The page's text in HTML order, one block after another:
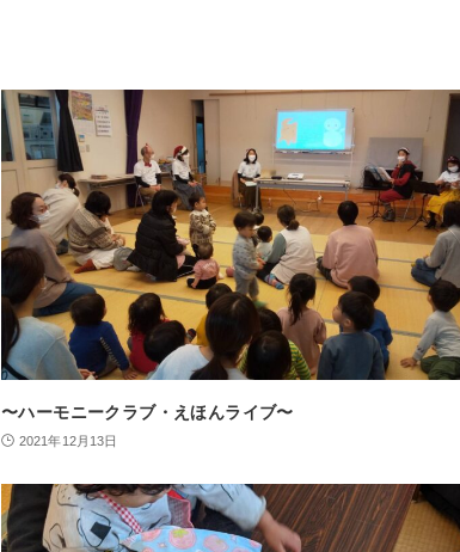
〜ハーモニークラブ・えほんライブ〜
2021年12月13日